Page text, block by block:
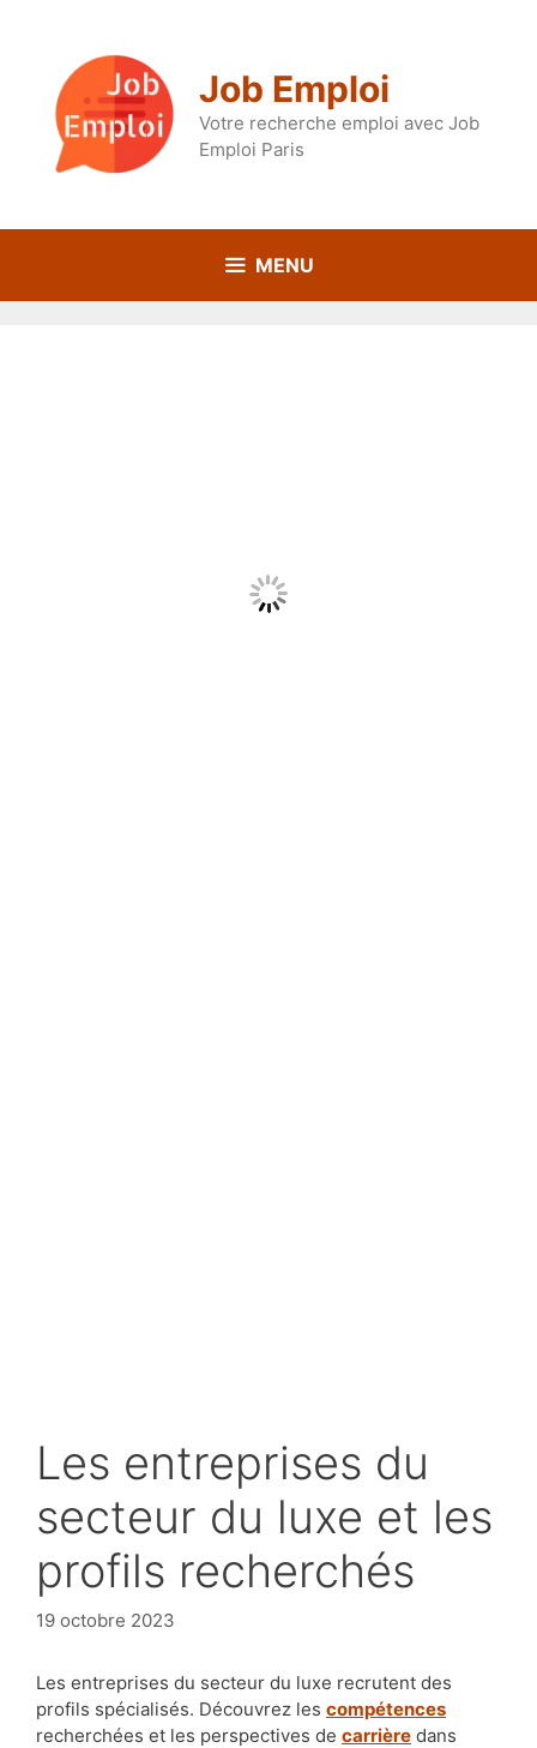
Job Emploi
Votre recherche emploi avec Job
Emploi Paris
MENU
Les entreprises du
secteur du luxe et les
profils recherchés
19 octobre 2023
Les entreprises du secteur du luxe recrutent des
profils spécialisés. Découvrez les compétences
recherchées et les perspectives de carrière dans